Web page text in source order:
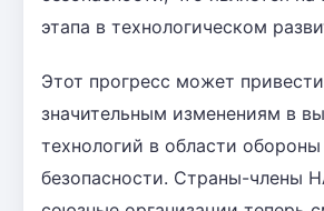
этапа в технологическом
Этот прогресс может
значительным изменениям в
технологий в области
безопасности. Страны-члены